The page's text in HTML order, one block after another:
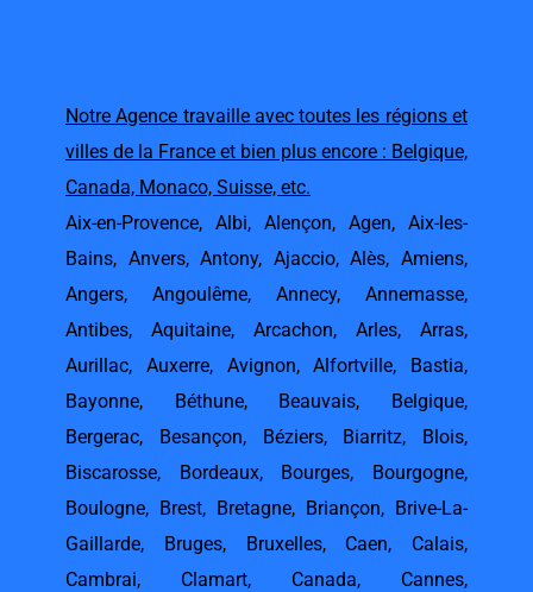
Notre Agence travaille avec toutes les régions et
villes de la France et bien plus encore : Belgique,
Canada, Monaco, Suisse, etc.
Aix-en-Provence, Albi, Alençon, Agen, Aix-les-
Bains, Anvers,Antony, Ajaccio,Alès,Amiens,
Angers, Angoulême, Annecy, Annemasse,
Antibes, Aquitaine, Arcachon, Arles, Arras,
Aurillac, Auxerre, Avignon,Alfortville, Bastia,
Bayonne, Béthune, Beauvais, Belgique,
Bergerac, Besançon, Béziers, Biarritz, Blois,
Biscarosse, Bordeaux, Bourges, Bourgogne,
Boulogne, Brest, Bretagne, Briançon, Brive-La-
Gaillarde, Bruges, Bruxelles, Caen, Calais,
Cambrai, Clamart, Canada, Cannes,